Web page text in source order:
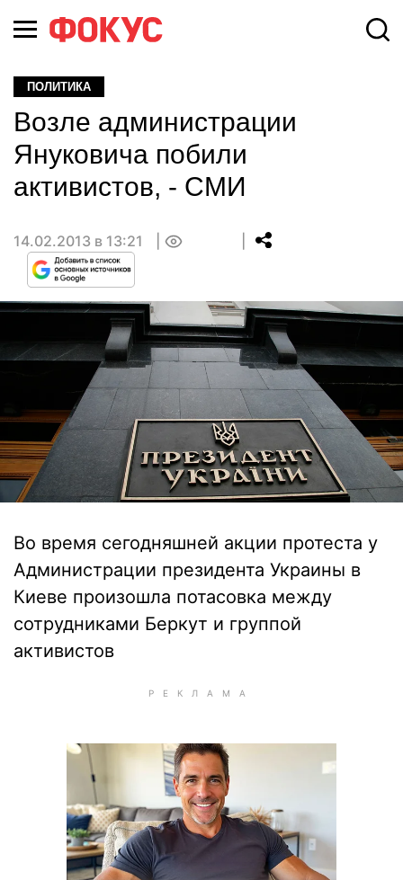
ПОЛИТИКА
Возле администрации
Януковича побили
активистов, - СМИ
14.02.2013 в 13:21
Во время сегодняшней акции протеста у
Администрации президента Украины в
Киеве произошла потасовка между
сотрудниками Беркут и группой
активистов